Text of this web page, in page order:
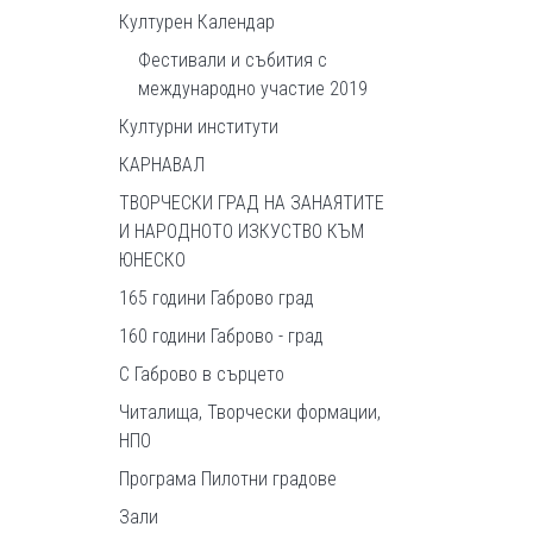
Културен Календар
Фестивали и събития с
международно участие 2019
Културни институти
КАРНАВАЛ
ТВОРЧЕСКИ ГРАД НА ЗАНАЯТИТЕ
И НАРОДНОТО ИЗКУСТВО КЪМ
ЮНЕСКО
165 години Габрово град
160 години Габрово - град
С Габрово в сърцето
Читалища, Творчески формации,
НПО
Програма Пилотни градове
Зали